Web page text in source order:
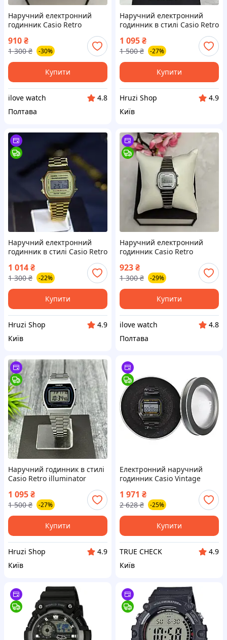
Наручний електронний
годинник Casio Retro
910₴
1 300 ₴ -30%
Купити
ilove watch
4.8
Полтава
Наручний електронний
годинник в стилі Casio Retro
1 095₴
1 500 ₴ -27%
Купити
Hruzi Shop
4.9
Київ
Наручний електронний
годинник в стилi Casio Retro
1 014₴
1 300 ₴ -22%
Купити
Hruzi Shop
4.9
Київ
Наручний електронний
годинник Casio Retro
923₴
1 300 ₴ -29%
Купити
ilove watch
4.8
Полтава
Наручний годинник в стилі
Casio Retro illuminator
1 095₴
1 500 ₴ -27%
Купити
Hruzi Shop
4.9
Київ
Електронний наручний
годинник Casio Vintage
Illuminator колір black
1 971 ₴
2 628 ₴ -25%
Купити
TRUE CHECK
4.9
Київ